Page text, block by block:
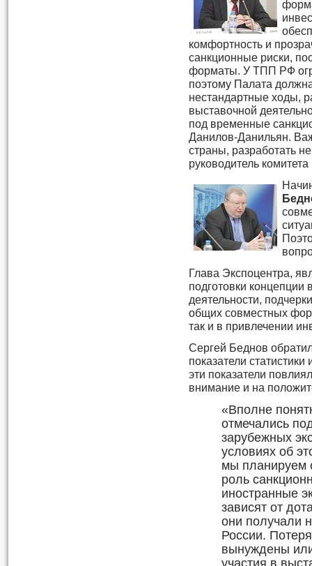
комфортность и
санкционные риски,
форматы. У ТПП РФ
поэтому Палата
нестандартные ходы,
выставочной
под временные
Данилов-Данильян.
страны, разработать
руководитель
Глава Экспоцентра,
подготовки
деятельности,
общих совместных
так и в привлечении
Сергей Беднов
показатели
эти показатели
внимание и на
«Вполне
отмечались
зарубежных
условиях об
мы планируем
роль
иностранные
зависят от
они получали
России.
вынуждены
участия в